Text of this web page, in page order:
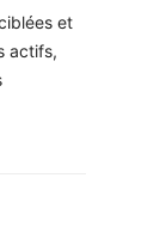
et
actifs,